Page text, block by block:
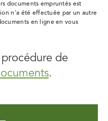
documents empruntés est
n'a été effectuée par un autre
en ligne en vous
procédure de
.